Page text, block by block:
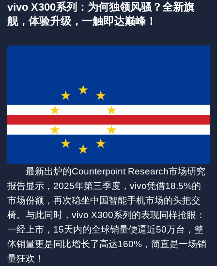
vivo X300系列：为何独领风骚？全新旗
舰，体验升级，一触即达巅峰！
最新出炉的Counterpoint Research市场研究
报告显示，2025年第三季度，vivo凭借18.5%的
市场份额，再次稳坐中国智能手机市场的头把交
椅。与此同时，vivo X300系列的表现同样抢眼：
一经上市，15天内的全球销量便逼近50万台，整
体销量更是同比增长了高达160%，简直是一场销
量狂欢！